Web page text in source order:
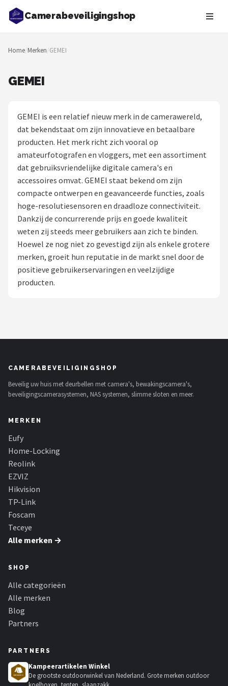
Camerabeveiligingshop
Zoeken
NAVIGATIE
Blog
Beveiligingscamera's
Camera Deurbellen
NAS
Shop
Eufy
Home-Locking
TP-Link
Teceye
Smartwares
ieGeek
Home/Merken/GEMEI
GEMEI
GEMEI is een relatief nieuw merk in de camerawereld,
dat bekendstaat om zijn innovatieve en betaalbare
producten. Het merk richt zich vooral op
amateurfotografen en vloggers, met een assortiment
dat gebruiksvriendelijke digitale camera's en
accessoires omvat. GEMEI staat bekend om zijn
compacte ontwerpen en geavanceerde functies, zoals
hoge-resolutiesensoren en draadloze connectiviteit.
Dankzij de concurrerende prijs en goede kwaliteit
weten zij steeds meer gebruikers aan zich te binden.
Hoewel ze nog niet zo gevestigd zijn als enkele grotere
merken, groeit hun reputatie in de markt snel door de
positieve gebruikerservaringen en veelzijdige
producten.
CAMERABEVEILIGINGSHOP
Beveilig uw huis met deurbellen met camera's, bewakingscamera's,
beveiligingscamerasystemen, NAS systemen, slimme sloten en meer.
MERKEN
Eufy
Home-Locking
Reolink
EZVIZ
Hikvision
TP-Link
Foscam
Teceye
Alle merken →
SHOP
Alle categorieën
Alle merken
Blog
Partners
PARTNERS
Kampeerartikelen Winkel
De grootste outdoorwinkel van Nederland. Grote merken outdoor